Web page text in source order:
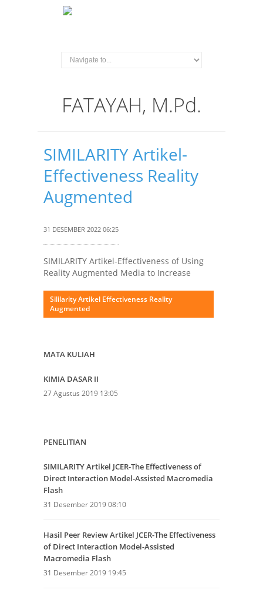
FATAYAH, M.Pd.
SIMILARITY Artikel-
Effectiveness Reality
Augmented
31 DESEMBER 2022 06:25
SIMILARITY Artikel-Effectiveness of Using
Reality Augmented Media to Increase
Sililarity Artikel Effectiveness Reality
Augmented
MATA KULIAH
KIMIA DASAR II
27 Agustus 2019 13:05
PENELITIAN
SIMILARITY Artikel JCER-The Effectiveness of
Direct Interaction Model-Assisted Macromedia
Flash
31 Desember 2019 08:10
Hasil Peer Review Artikel JCER-The Effectiveness
of Direct Interaction Model-Assisted
Macromedia Flash
31 Desember 2019 19:45